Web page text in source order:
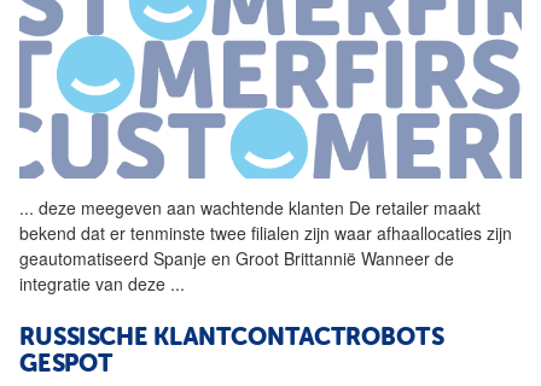
... deze meegeven aan wachtende klanten De retailer maakt
bekend dat er tenminste twee filialen zijn waar afhaallocaties zijn
geautomatiseerd Spanje en Groot Brittannië Wanneer de
integratie van deze ...
RUSSISCHE KLANTCONTACTROBOTS
GESPOT